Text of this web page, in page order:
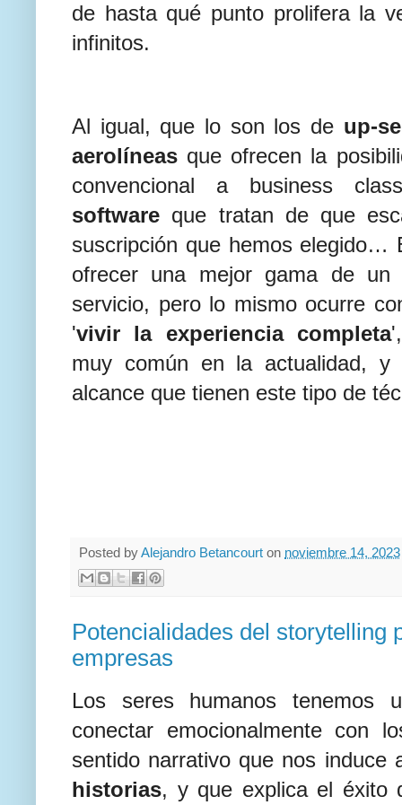
de hasta qué punto prolifera la
infinitos.
Al igual, que lo son los de up-
aerolíneas que ofrecen la
convencional a business
software que tratan de que
suscripción que hemos elegido…
ofrecer una mejor gama de un
servicio, pero lo mismo ocurre
'vivir la experiencia completa
muy común en la actualidad,
alcance que tienen este tipo de
Posted byAlejandro Betancourt on noviembre 14, 2023
Potencialidades del storytelling
empresas
Los seres humanos tenemos
conectar emocionalmente con
sentido narrativo que nos induce
historias, y que explica el éxito